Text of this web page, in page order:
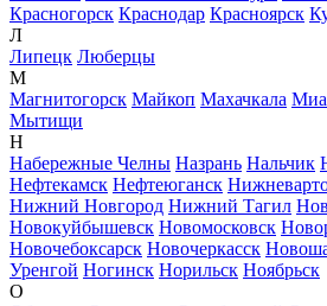
Красногорск Краснодар Красноярск
Л
Липецк Люберцы
М
Магнитогорск Майкоп Махачкала
Мытищи
Н
Набережные Челны Назрань Нальчик
Нефтекамск Нефтеюганск
Нижний Новгород Нижний Тагил
Новокуйбышевск Новомосковск
Новочебоксарск Новочеркасск
Уренгой Ногинск Норильск Ноябрьск
О